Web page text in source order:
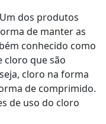
Um dos produtos
de manter as
conhecido como
cloro que são
cloro na forma
de comprimido.
de uso do cloro